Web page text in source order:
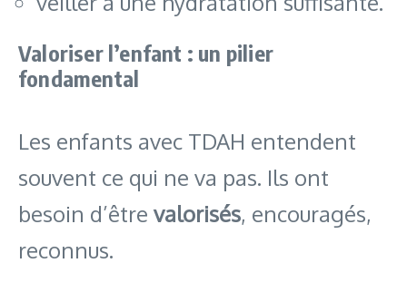
Valoriser l’enfant : un pilier
fondamental
Les enfants avec TDAH entendent
souvent ce qui ne va pas. Ils ont
besoin d’être valorisés, encouragés,
reconnus.